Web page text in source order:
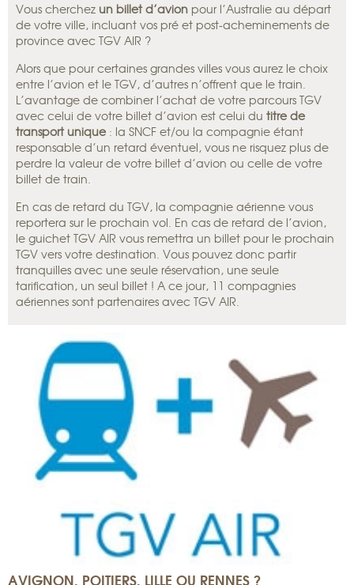
Vous cherchez un billet d’avion pour l’Australie au départ
de votre ville, incluant vos pré et post-acheminements de
province avec TGV AIR ?
Alors que pour certaines grandes villes vous aurez le choix
entre l’avion et le TGV, d’autres n’offrent que le train.
L’avantage de combiner l’achat de votre parcours TGV
avec celui de votre billet d’avion est celui du titre de
transport unique : la SNCF et/ou la compagnie étant
responsable d’un retard éventuel, vous ne risquez plus de
perdre la valeur de votre billet d’avion ou celle de votre
billet de train.
En cas de retard du TGV, la compagnie aérienne vous
reportera sur le prochain vol. En cas de retard de l’avion,
le guichet TGV AIR vous remettra un billet pour le prochain
TGV vers votre destination. Vous pouvez donc partir
tranquilles avec une seule réservation, une seule
tarification, un seul billet ! A ce jour, 11 compagnies
aériennes sont partenaires avec TGV AIR.
AVIGNON, POITIERS, LILLE OU RENNES ?